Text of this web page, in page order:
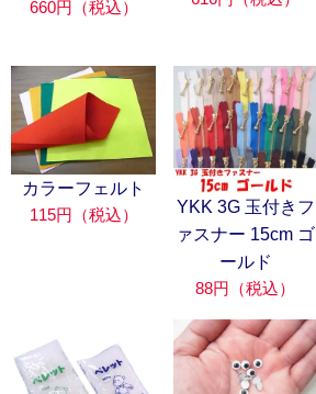
660円（税込）
カラーフェルト
115円（税込）
YKK 3G 玉付きフ
ァスナー 15cm ゴ
ールド
88円（税込）